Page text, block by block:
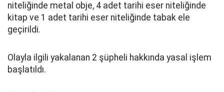
niteliğinde metal obje, 4 adet tarihi eser niteliğinde
kitap ve 1 adet tarihi eser niteliğinde tabak ele
geçirildi.
Olayla ilgili yakalanan 2 şüpheli hakkında yasal işlem
başlatıldı.